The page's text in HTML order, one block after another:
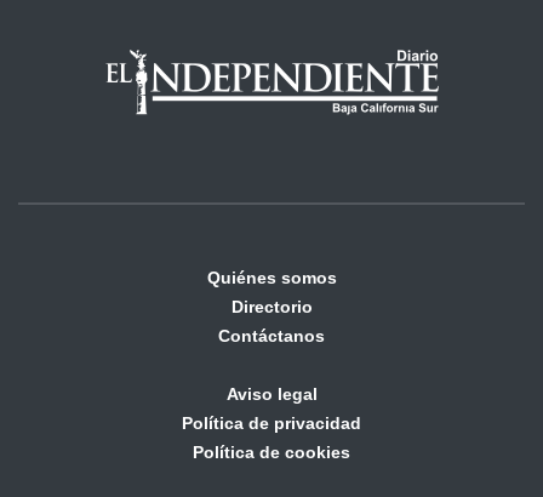
Quiénes somos
Directorio
Contáctanos
Aviso legal
Política de privacidad
Política de cookies